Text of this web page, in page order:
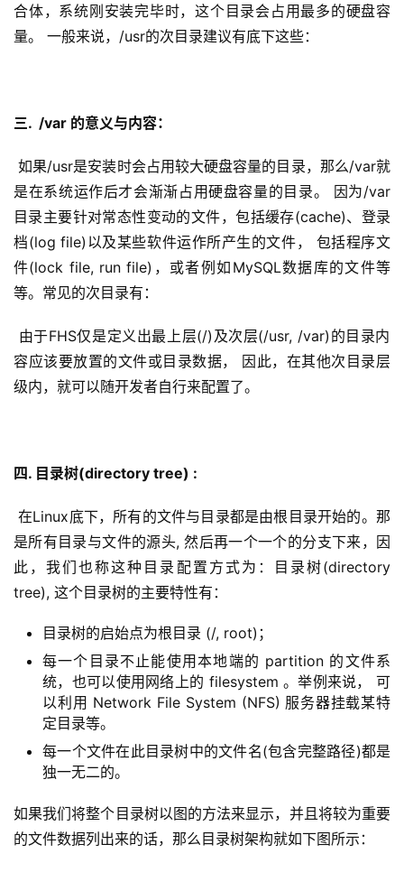
公
告
问
答
区
速
动
态
合体，系统刚安装完毕时，这个目录会占用最多的硬盘容
量。 一般来说，/usr的次目录建议有底下这些：
三.  /var 的意义与内容：
如果/usr是安装时会占用较大硬盘容量的目录，那么/var就
是在系统运作后才会渐渐占用硬盘容量的目录。 因为/var
目录主要针对常态性变动的文件，包括缓存(cache)、登录
档(log file)以及某些软件运作所产生的文件， 包括程序文
件(lock file, run file)，或者例如MySQL数据库的文件等
等。常见的次目录有：
容应该要放置的文件或目录数据， 因此，在其他次目录层
级内，就可以随开发者自行来配置了。
四. 目录树(directory tree) :
在Linux底下，所有的文件与目录都是由根目录开始的。那
是所有目录与文件的源头, 然后再一个一个的分支下来，因
此，我们也称这种目录配置方式为：目录树(directory
tree), 这个目录树的主要特性有：
目录树的启始点为根目录 (/, root)；
每一个目录不止能使用本地端的 partition 的文件系
统，也可以使用网络上的 filesystem 。举例来说， 可
以利用 Network File System (NFS) 服务器挂载某特
定目录等。
每一个文件在此目录树中的文件名(包含完整路径)都是
独一无二的。
如果我们将整个目录树以图的方法来显示，并且将较为重要
的文件数据列出来的话，那么目录树架构就如下图所示：